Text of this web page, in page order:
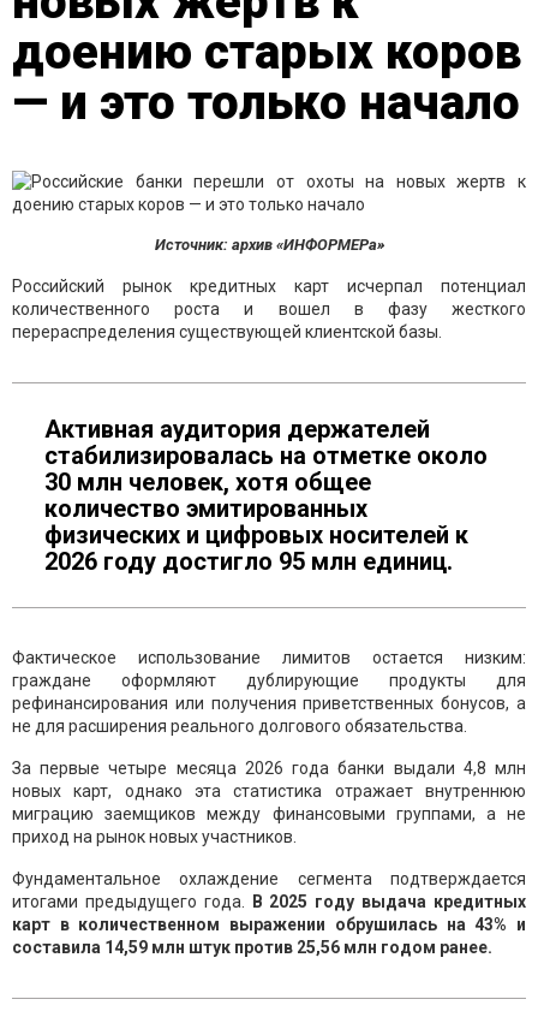
доению старых коров
— и это только начало
Источник: архив «ИНФОРМЕРа»
Российский рынок кредитных карт исчерпал потенциал
количественного роста и вошел в фазу жесткого
перераспределения существующей клиентской базы.
Активная аудитория держателей
стабилизировалась на отметке около
30 млн человек, хотя общее
количество эмитированных
физических и цифровых носителей к
2026 году достигло 95 млн единиц.
Фактическое использование лимитов остается низким:
граждане оформляют дублирующие продукты для
рефинансирования или получения приветственных бонусов, а
не для расширения реального долгового обязательства.
За первые четыре месяца 2026 года банки выдали 4,8 млн
новых карт, однако эта статистика отражает внутреннюю
миграцию заемщиков между финансовыми группами, а не
приход на рынок новых участников.
Фундаментальное охлаждение сегмента подтверждается
итогами предыдущего года.
В 2025 году выдача кредитных
карт в количественном выражении обрушилась на 43% и
составила 14,59 млн штук против 25,56 млн годом ранее.